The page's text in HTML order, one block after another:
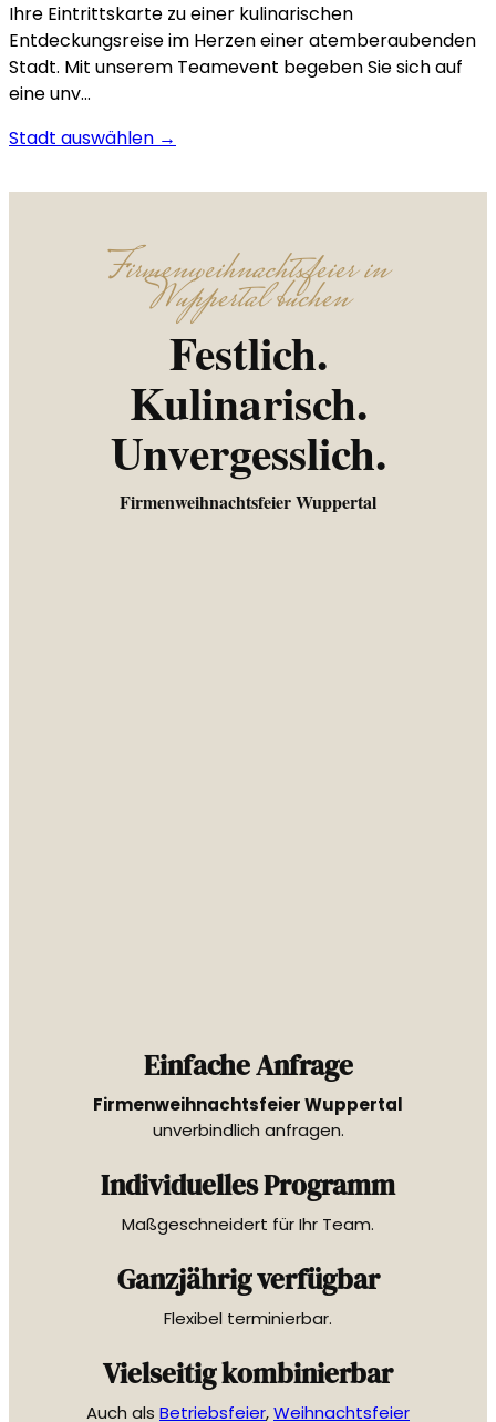
Ihre Eintrittskarte zu einer kulinarischen
Entdeckungsreise im Herzen einer atemberaubenden
Stadt. Mit unserem Teamevent begeben Sie sich auf
eine unv…
Stadt auswählen →
Firmenweihnachtsfeier in
Wuppertal buchen
Festlich.
Kulinarisch.
Unvergesslich.
Firmenweihnachtsfeier Wuppertal
Einfache Anfrage
Firmenweihnachtsfeier Wuppertal
unverbindlich anfragen.
Individuelles Programm
Maßgeschneidert für Ihr Team.
Ganzjährig verfügbar
Flexibel terminierbar.
Vielseitig kombinierbar
Auch als Betriebsfeier,Weihnachtsfeier